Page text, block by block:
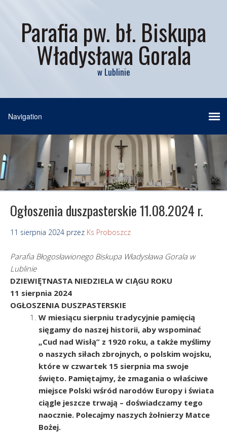
Parafia pw. bł. Biskupa
Władysława Gorala
w Lublinie
Ogłoszenia duszpasterskie 11.08.2024 r.
11 sierpnia 2024 przez Ks Proboszcz
Parafia Błogosławionego Biskupa Władysława Gorala w
Lublinie
DZIEWIĘTNASTA NIEDZIELA W CIĄGU ROKU
11 sierpnia 2024
OGŁOSZENIA DUSZPASTERSKIE
W miesiącu sierpniu tradycyjnie pamięcią
sięgamy do naszej historii, aby wspominać
„Cud nad Wisłą” z 1920 roku, a także myślimy
o naszych siłach zbrojnych, o polskim wojsku,
które w czwartek 15 sierpnia ma swoje
święto. Pamiętajmy, że zmagania o właściwe
miejsce Polski wśród narodów Europy i świata
ciągle jeszcze trwają – doświadczamy tego
naocznie. Polecajmy naszych żołnierzy Matce
Bożej.